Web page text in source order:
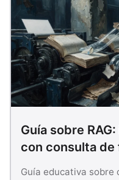
Guía sobre
con consulta de
Guía educativa sobre